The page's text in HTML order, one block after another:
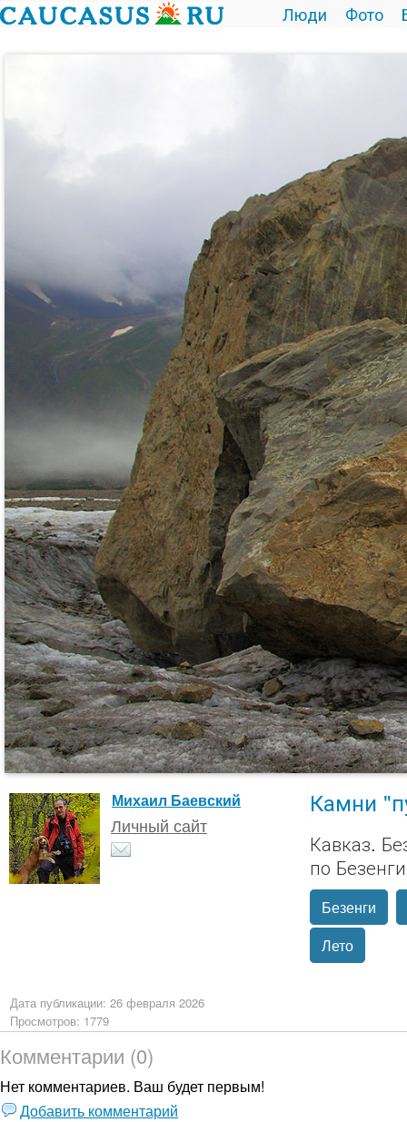
Люди Фото
Михаил Баевский
Личный сайт
Камни
Кавказ.
по
Безенги
Лето
Дата публикации: 26 февраля 2026
Просмотров: 1779
Комментарии (0)
Нет комментариев. Ваш будет первым!
Добавить комментарий